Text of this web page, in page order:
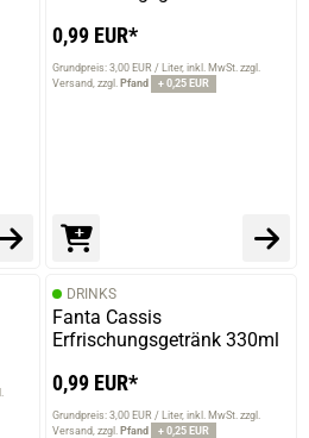
0,99 EUR*
Grundpreis: 3,00 EUR / Liter inkl. MwSt. zzgl.
Versand zzgl. Pfand + 0,25 EUR
DRINKS
Fanta Cassis
Erfrischungsgetränk 330ml
0,99 EUR*
Grundpreis: 3,00 EUR / Liter inkl. MwSt. zzgl.
Versand zzgl. Pfand + 0,25 EUR